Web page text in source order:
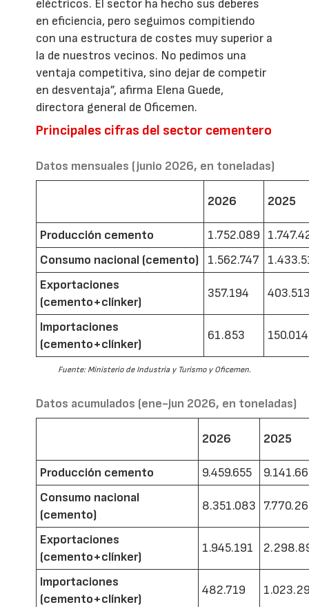
eléctricos. El sector ha hecho sus deberes
en eficiencia, pero seguimos compitiendo
con una estructura de costes muy superior a
la de nuestros vecinos. No pedimos una
ventaja competitiva, sino dejar de competir
en desventaja”, afirma Elena Guede,
directora general de Oficemen.
Principales cifras del sector cementero
Datos mensuales (junio 2026, en toneladas)
2026 2025
Producción cemento 1.752.089
Consumo nacional (cemento)
1.562.747
Exportaciones
(cemento+clínker)
357.194
Importaciones
(cemento+clínker)
61.853 150.014
Fuente: Ministerio de Industria y Turismo y Oficemen.
Datos acumulados (ene-jun 2026, en toneladas)
2026 2025
Producción cemento 9.459.655
Consumo nacional
(cemento)
8.351.083
Exportaciones
(cemento+clínker)
1.945.191
Importaciones
(cemento+clínker)
482.719